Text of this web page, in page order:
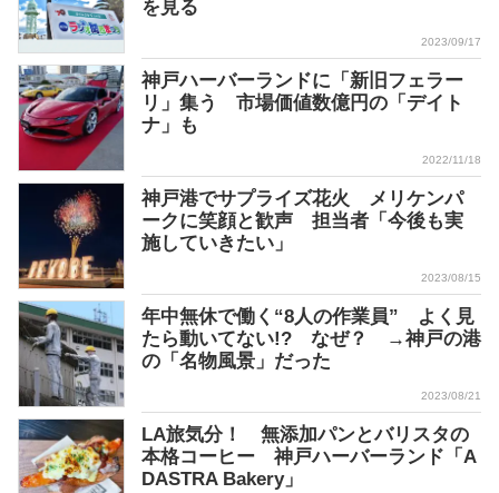
を見る
2023/09/17
神戸ハーバーランドに「新旧フェラー
リ」集う 市場価値数億円の「デイト
ナ」も
2022/11/18
神戸港でサプライズ花火 メリケンパ
ークに笑顔と歓声 担当者「今後も実
施していきたい」
2023/08/15
年中無休で働く“8人の作業員” よく見
たら動いてない!? なぜ？ →神戸の港
の「名物風景」だった
2023/08/21
LA旅気分！ 無添加パンとバリスタの
本格コーヒー 神戸ハーバーランド「A
DASTRA Bakery」